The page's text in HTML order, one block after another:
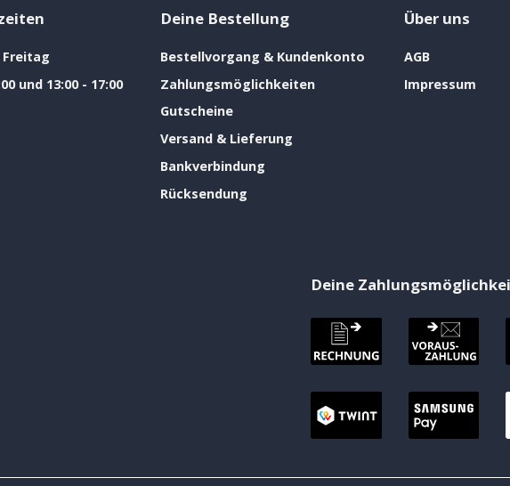
und 13:00 - 17:00
Deine Bestellung
Bestellvorgang & Kundenkonto
Zahlungsmöglichkeiten
Gutscheine
Versand & Lieferung
Bankverbindung
Rücksendung
Über uns
AGB
Impressum
Deine